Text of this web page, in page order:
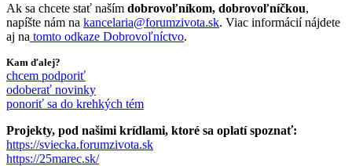
Ak sa chcete stať naším dobrovoľníkom, dobrovoľníčkou,
napíšte nám na kancelaria@forumzivota.sk. Viac informácií nájdete
aj na tomto odkaze Dobrovoľníctvo.
Kam ďalej?
chcem podporiť
odoberať novinky
ponoriť sa do krehkých tém
Projekty, pod našimi krídlami, ktoré sa oplatí spoznať:
https://sviecka.forumzivota.sk
https://25marec.sk/